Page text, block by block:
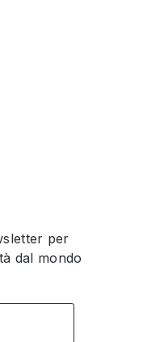
per
dal mondo